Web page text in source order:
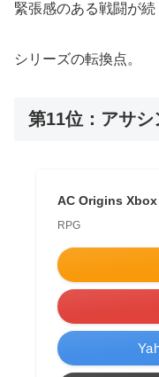
緊張感のある戦闘が続
シリーズの転換点。
第11位：アサ
AC Origins
RPG